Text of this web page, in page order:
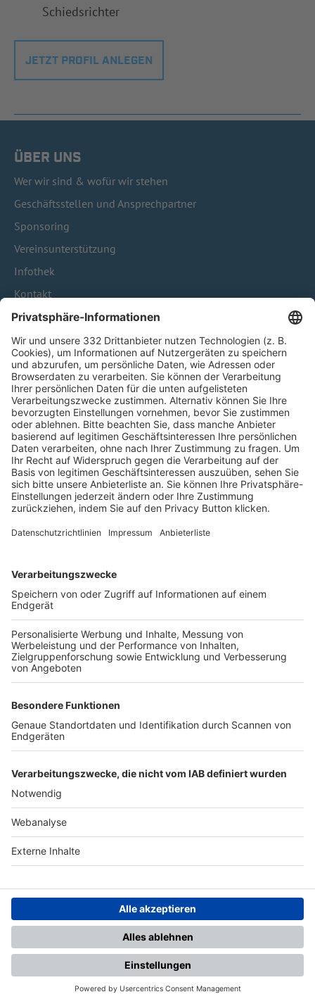
Schiedsrichter
JETZT PROFIL ANLEGEN
ÜBER UNS
Wer wir sind & wofür wir stehen
Geschäftsstellen und Ansprechpartner
Sponsoring
Vereinsunterstützung
Infothek
Kontakt
HÄUFIG BESUCHTE SEITEN
Pässe und Vereinswechsel
Trainerausbildung
Schulungsangebot Vereinsmitarbeiter
BFV-Geschäftsstellen
Trainerbörse
Login SpielPlus
FOLGE DEM BFV
TOP-VEREINE
TOP-PARTNER
Nutzungsbedingungen Datenschutz Impressum